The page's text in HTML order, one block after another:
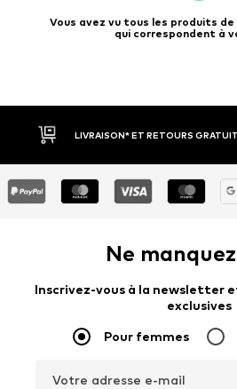
Vous avez vu tous les produits
qui correspondent à
RETOUR SOUS 30 JOURS
Ne
Inscrivez-vous à la newsletter
exclusives
Pour femmes
Votre adresse e-mail